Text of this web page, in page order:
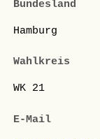
Bundesland
Hamburg
Wahlkreis
WK 21
E-Mail